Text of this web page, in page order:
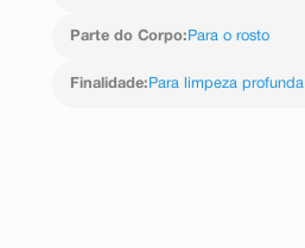
Parte do Corpo: Para o rosto
Finalidade: Para limpeza profunda